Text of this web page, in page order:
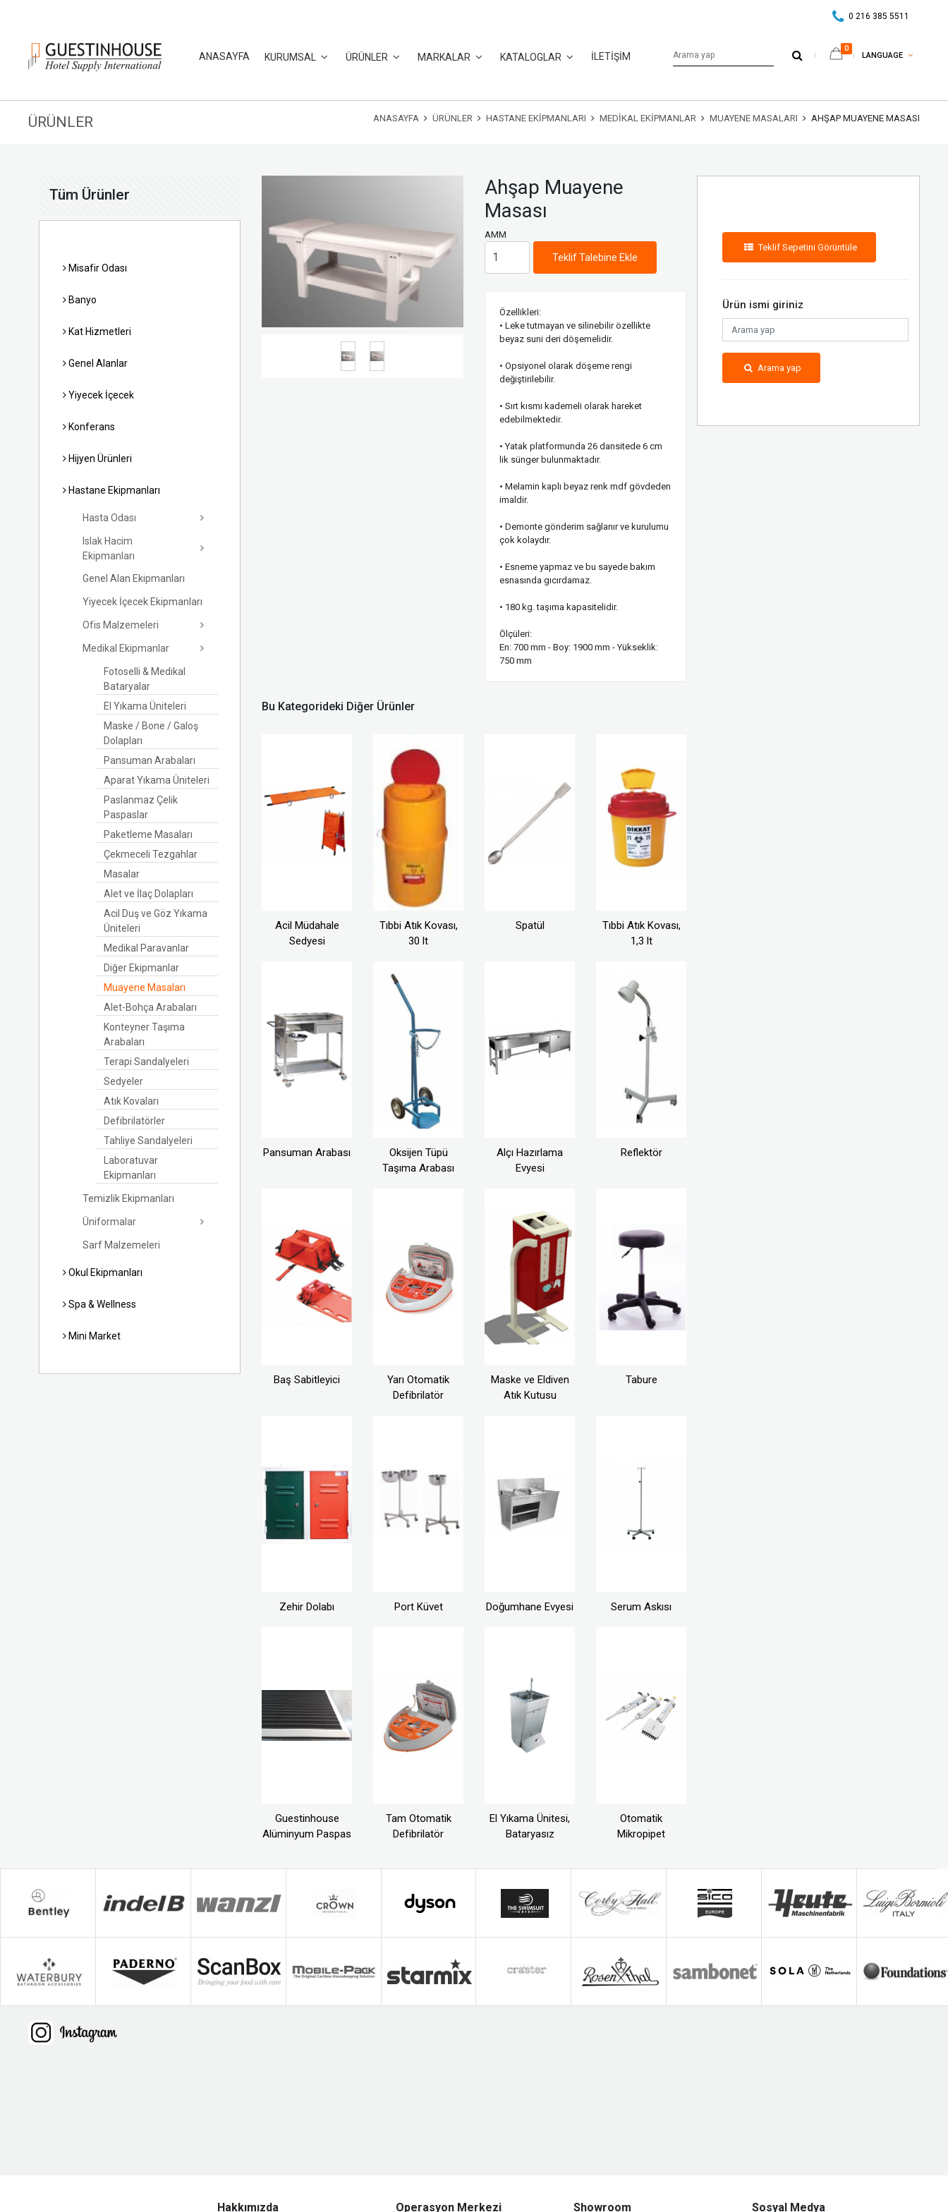
ANASAYFA KURUMSAL ÜRÜNLER MARKALAR KATALOGLAR İLETİŞİM
0 216 385 5511
0
LANGUAGE
ÜRÜNLER ANASAYFA ÜRÜNLER HASTANE EKIPMANLARI MEDIKAL EKIPMANLAR MUAYENE MASALARI AHŞAP MUAYENE MASASI
Tüm Ürünler
Misafir Odası
Banyo
Kat Hizmetleri
Genel Alanlar
Yiyecek İçecek
Konferans
Hijyen Ürünleri
Hastane Ekipmanları
Hasta Odası
Islak Hacim
Ekipmanları
Genel Alan Ekipmanları
Yiyecek İçecek Ekipmanları
Ofis Malzemeleri
Medikal Ekipmanlar
Fotoselli & Medikal
Bataryalar
El Yıkama Üniteleri
Maske / Bone / Galoş
Dolapları
Pansuman Arabaları
Aparat Yıkama Üniteleri
Paslanmaz Çelik
Paspaslar
Paketleme Masaları
Çekmeceli Tezgahlar
Masalar
Alet ve İlaç Dolapları
Acil Duş ve Göz Yıkama
Üniteleri
Medikal Paravanlar
Diğer Ekipmanlar
Muayene Masaları
Alet-Bohça Arabaları
Konteyner Taşıma
Arabaları
Terapi Sandalyeleri
Sedyeler
Atık Kovaları
Defibrilatörler
Tahliye Sandalyeleri
Laboratuvar
Ekipmanları
Temizlik Ekipmanları
Üniformalar
Sarf Malzemeleri
Okul Ekipmanları
Spa & Wellness
Mini Market
Ahşap Muayene
Masası
AMM
Teklif Talebine Ekle
Özellikleri:
• Leke tutmayan ve silinebilir özellikte
beyaz suni deri döşemelidir.
• Opsiyonel olarak döşeme rengi
değiştirilebilir.
• Sırt kısmı kademeli olarak hareket
edebilmektedir.
• Yatak platformunda 26 dansitede 6 cm
lik sünger bulunmaktadır.
• Melamin kaplı beyaz renk mdf gövdeden
imaldir.
• Demonte gönderim sağlanır ve kurulumu
çok kolaydır.
• Esneme yapmaz ve bu sayede bakım
esnasında gıcırdamaz.
• 180 kg. taşıma kapasitelidir.
Ölçüleri:
En: 700 mm - Boy: 1900 mm - Yükseklik:
750 mm
Bu Kategorideki Diğer Ürünler
Acil Müdahale
Sedyesi
Tıbbi Atık Kovası,
30 lt
Spatül
Tıbbi Atık Kovası,
1,3 lt
Pansuman Arabası
Oksijen Tüpü
Taşıma Arabası
Alçı Hazırlama
Evyesi
Reflektör
Baş Sabitleyici
Yarı Otomatik
Defibrilatör
Maske ve Eldiven
Atık Kutusu
Tabure
Zehir Dolabı Port Küvet Doğumhane Evyesi Serum Askısı
Guestinhouse
Alüminyum Paspas
Tam Otomatik
Defibrilatör
El Yıkama Ünitesi,
Bataryasız
Otomatik
Mikropipet
Teklif Sepetini Görüntüle
Ürün ismi giriniz
Arama yap
Hakkımızda Operasyon Merkezi Showroom Sosyal Medya